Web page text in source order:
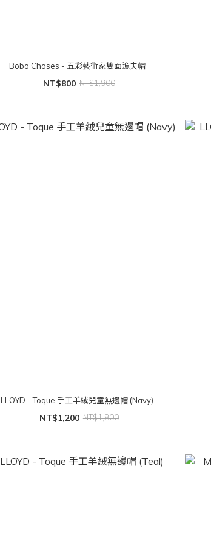
Bobo Choses - 五彩藝術家雙面漁夫帽
NT$800 NT$1,900
LLOYD - Toque 手工羊絨兒童無邊帽 (Navy)
NT$1,200 NT$1,800